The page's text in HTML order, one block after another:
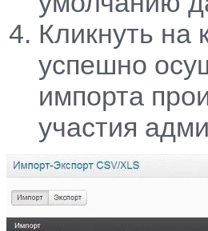
Кликнуть на
успешно
импорта
участия